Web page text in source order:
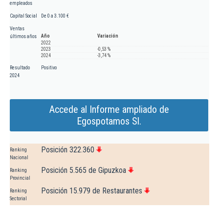
empleados
Capital Social De 0 a 3.100 €
Ventas
últimos años
Año
Variación
2022
2023
-0,53 %
2024
-3,74 %
Resultado
2024
Positivo
Accede al Informe ampliado de
Egospotamos Sl.
Ranking
Nacional
Posición 322.360
Ranking
Provincial
Posición 5.565 de Gipuzkoa
Ranking
Sectorial
Posición 15.979 de Restaurantes